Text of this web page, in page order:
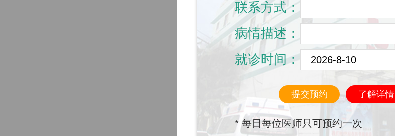
联系方式：
病情描述：
就诊时间：
提交预约 了解详情
* 每日每位医师只可预约一次